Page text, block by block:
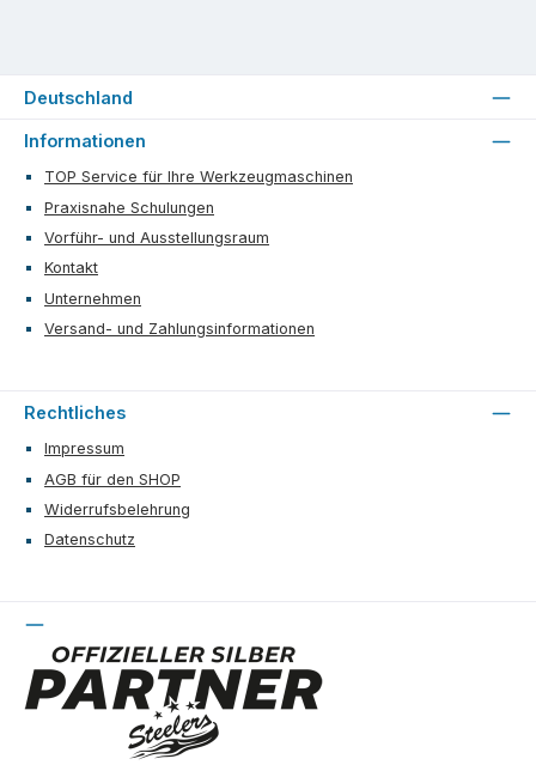
Informationen
TOP Service für Ihre Werkzeugmaschinen
Praxisnahe Schulungen
Vorführ- und Ausstellungsraum
Kontakt
Unternehmen
Versand- und Zahlungsinformationen
Rechtliches
Impressum
AGB für den SHOP
Widerrufsbelehrung
Datenschutz
Deutschland